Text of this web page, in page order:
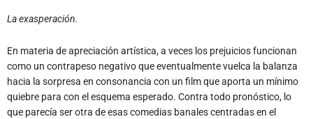
La exasperación.
En materia de apreciación artística, a veces los prejuicios funcionan
como un contrapeso negativo que eventualmente vuelca la balanza
hacia la sorpresa en consonancia con un film que aporta un mínimo
quiebre para con el esquema esperado. Contra todo pronóstico, lo
que parecía ser otra de esas comedias banales centradas en el